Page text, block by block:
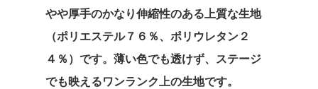
やや厚手のかなり伸縮性のある上質な生地
（ポリエステル７６％、ポリウレタン２
４％）です。薄い色でも透けず、ステージ
でも映えるワンランク上の生地です。